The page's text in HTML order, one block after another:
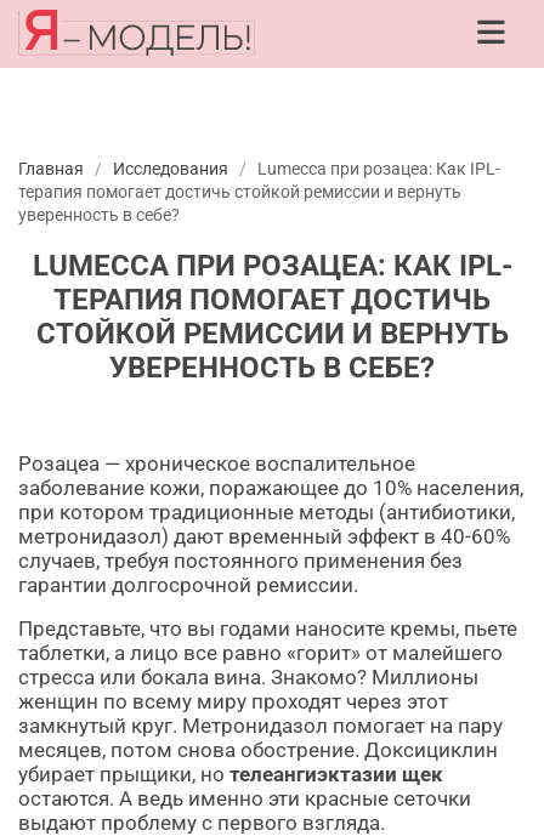
Главная / Исследования /
Lumecca при розацеа: Как IPL-
терапия помогает достичь стойкой ремиссии и вернуть
уверенность в себе?
LUMECCA ПРИ РОЗАЦЕА: КАК IPL-
ТЕРАПИЯ ПОМОГАЕТ ДОСТИЧЬ
СТОЙКОЙ РЕМИССИИ И ВЕРНУТЬ
УВЕРЕННОСТЬ В СЕБЕ?
Розацеа — хроническое воспалительное
заболевание кожи, поражающее до 10% населения,
при котором традиционные методы (антибиотики,
метронидазол) дают временный эффект в 40-60%
случаев, требуя постоянного применения без
гарантии долгосрочной ремиссии.
Представьте, что вы годами наносите кремы, пьете
таблетки, а лицо все равно «горит» от малейшего
стресса или бокала вина. Знакомо? Миллионы
женщин по всему миру проходят через этот
замкнутый круг. Метронидазол помогает на пару
месяцев, потом снова обострение. Доксициклин
убирает прыщики, но телеангиэктазии щек
остаются. А ведь именно эти красные сеточки
выдают проблему с первого взгляда.